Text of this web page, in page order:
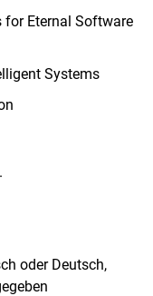
for Eternal Software
Systems
oder Deutsch,